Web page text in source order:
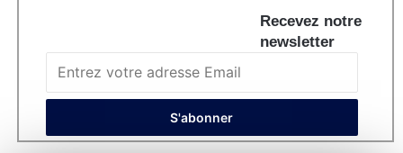
Recevez notre
newsletter